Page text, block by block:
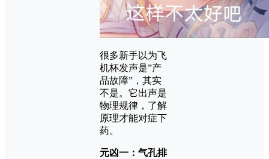
很多新手以为飞
机杯发声是”产
品故障”，其实
不是。它出声是
物理规律，了解
原理才能对症下
药。
元凶一：气孔排